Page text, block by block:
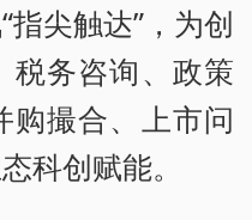
尖触达”，为创
税务咨询、政策
购撮合、上市问
科创赋能。